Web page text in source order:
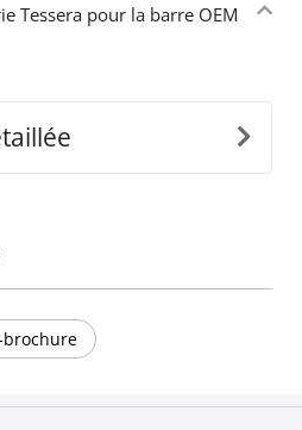
Tessera pour la barre OEM
brochure